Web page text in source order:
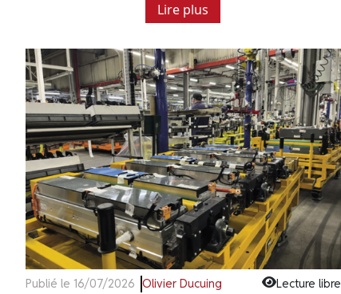
Lire plus
Publié le 16/07/2026 Olivier Ducuing Lecture libre